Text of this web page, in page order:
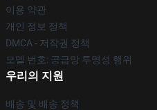
이용 약관
개인 정보 정책
DMCA - 저작권 정책
모델 번호: 공급망 투명성 행위
우리의 지원
배송 및 배송 정책